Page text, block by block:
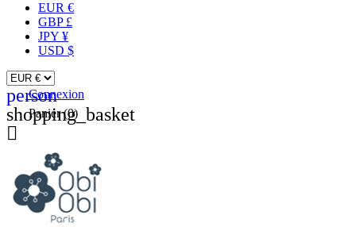
EUR €
GBP £
JPY ¥
USD $
person
Connexion
shopping_basket
Panier (0)
